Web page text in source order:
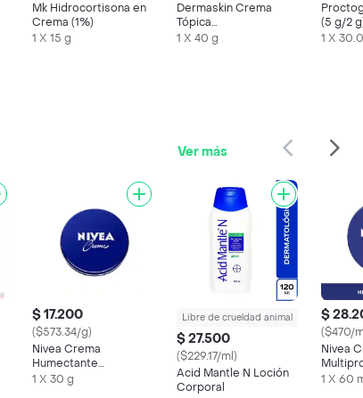
Mk Hidrocortisona en
Crema (1%)
1 X 15 g
Dermaskin Crema
Tópica
(0.4%/1%/0.5%)
1 X 40 g
(5 g/2
1 X
Ver más
$ 17.200
($573.34/g)
Nivea Crema
Humectante
Multipropósito
1 X 30 g
Libre de crueldad animal
$ 27.500
($229.17/ml)
Acid Mantle N Loción
Corporal
$
($470/
Nivea
1 X 60